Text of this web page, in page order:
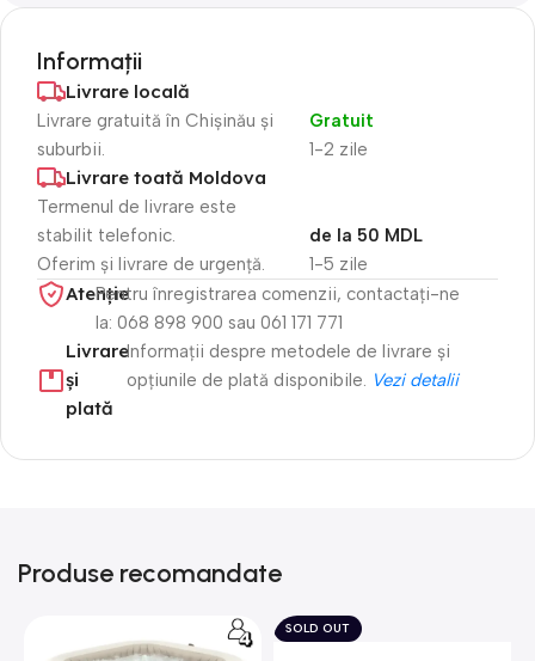
Informații
Livrare locală
Livrare gratuită în Chișinău și
suburbii.
1-2 zile
Gratuit
Livrare toată Moldova
Termenul de livrare este
stabilit telefonic.
Oferim și livrare de urgență.
1-5 zile
de la 50 MDL
Atenție​Pentru înregistrarea comenzii, contactați-ne
la: 068 898 900 sau 061 171 771
Livrare
și
plată
Informații despre metodele de livrare și
opțiunile de plată disponibile. Vezi detalii
Produse recomandate
SOLD OUT